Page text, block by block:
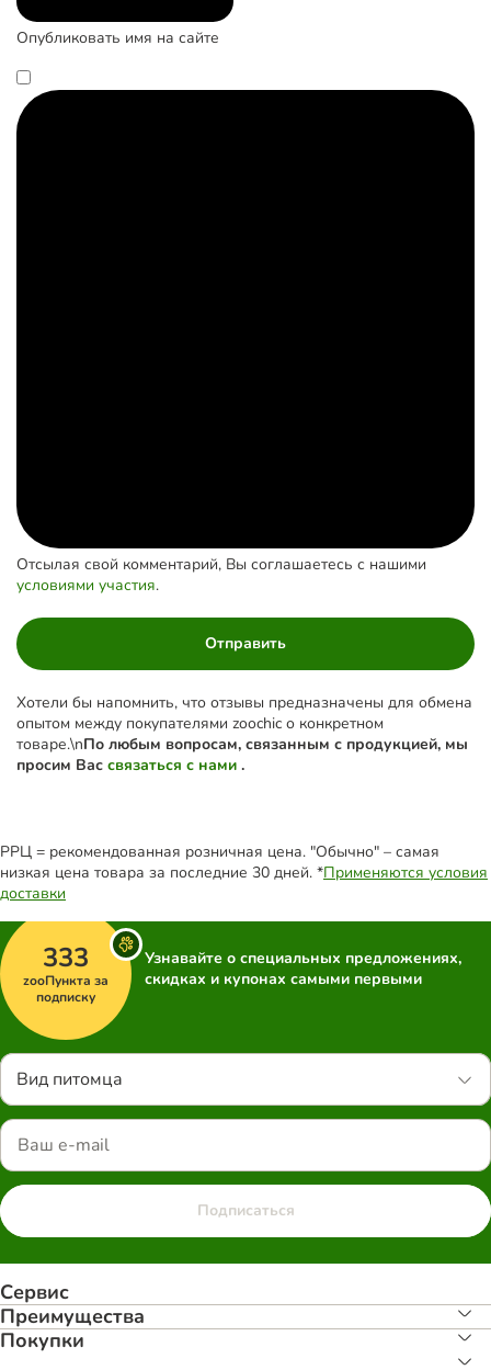
Опубликовать имя на сайте
Отсылая свой комментарий, Вы соглашаетесь с нашими
условиями участия.
Отправить
Хотели бы напомнить, что отзывы предназначены для обмена
опытом между покупателями zoochic о конкретном
товаре.\nПо любым вопросам, связанным с продукцией, мы
просим Вас связаться с нами .
РРЦ = рекомендованная розничная цена. "Обычно" – самая
низкая цена товара за последние 30 дней. *Применяются условия
доставки
333
zooПункта за
подписку
Узнавайте о специальных предложениях,
скидках и купонах самыми первыми
Вид питомца
Подписаться
Сервис
Преимуществa
Покупки